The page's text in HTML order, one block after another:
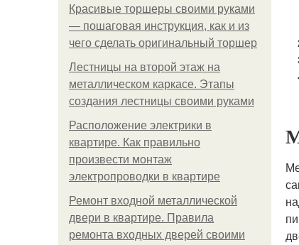
Красивые торшеры своими руками
— пошаговая инструкция, как и из
чего сделать оригинальный торшер
Лестницы на второй этаж на
металлическом каркасе. Этапы
создания лестницы своими руками
Расположение электрики в
квартире. Как правильно
произвести монтаж
электропроводки в квартире
Ремонт входной металлической
двери в квартире. Правила
ремонта входных дверей своими